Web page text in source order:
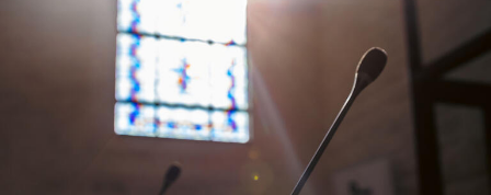
ENFANCE JEUNESSE L'AGGLO' RECRUTE